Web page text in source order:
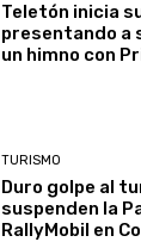
Teletón inicia
presentando a
un himno con
TURISMO
Duro golpe al
suspenden la
RallyMobil en